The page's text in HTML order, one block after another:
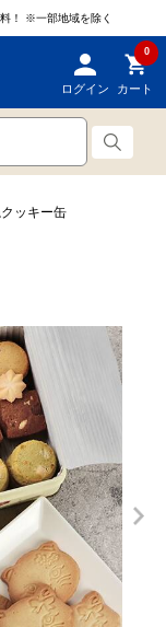
！ ※一部地域を除く
ログイン
0
カート
ッキー缶